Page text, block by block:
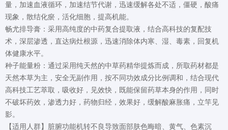
量，加速血液循环，加速结节代谢，迅速缓解各处不适，僵硬，酸痛
现象，散结化瘀，活化细胞，提高机能。
畅尤排导膏：采用高纯度的中药复合提取液，结合高科技的复配技
术，深层渗透，直达病灶根源，迅速消除体内寒、湿、毒素，回复机
体健康水平。
种子能量粉：通过采用纯天然的中草药精华提炼而成，所取药材都是
天然本草为主，安全无副作用，按不同功效成分比例调和，结合现代
高科技工艺萃取，吸收好，见效快，既能保留药草本身的作用，同时
不破坏药效，渗透力好，药物归经，效果好，缓解酸麻胀痛，立竿见
影。
【适用人群】脏腑功能机转不良导致面部肤色晦暗、黄气、色素沉